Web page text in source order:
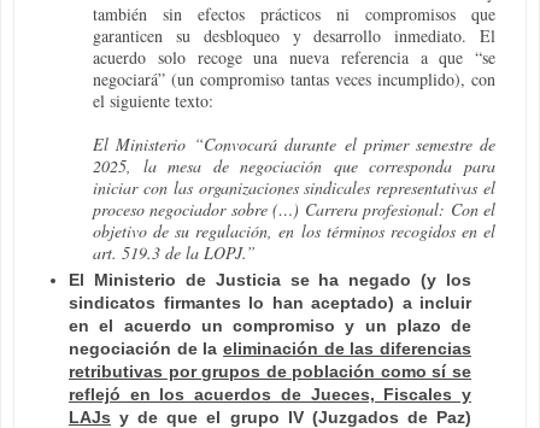
también sin efectos prácticos ni compromisos que
garanticen su desbloqueo y desarrollo inmediato. El
acuerdo solo recoge una nueva referencia a que “se
negociará” (un compromiso tantas veces incumplido), con
el siguiente texto:
El Ministerio “Convocará durante el primer semestre de
2025, la mesa de negociación que corresponda para
iniciar con las organizaciones sindicales representativas el
proceso negociador sobre (…) Carrera profesional: Con el
objetivo de su regulación, en los términos recogidos en el
art. 519.3 de la LOPJ.”
El Ministerio de Justicia se ha negado (y los
sindicatos firmantes lo han aceptado) a incluir
en el acuerdo un compromiso y un plazo de
negociación de la eliminación de las diferencias
retributivas por grupos de población como sí se
reflejó en los acuerdos de Jueces, Fiscales y
LAJs y de que el grupo IV (Juzgados de Paz)